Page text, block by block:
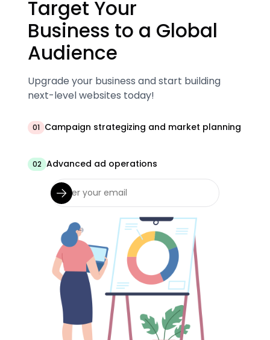
Target Your
Business to a Global
Audience
Upgrade your business and start building
next-level websites today!
01 Campaign strategizing and market planning
02 Advanced ad operations